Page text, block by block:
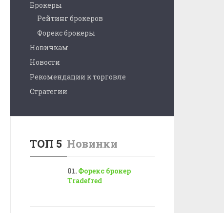
Брокеры
Рейтинг брокеров
Форекс брокеры
Новичкам
Новости
Рекомендации к торговле
Стратегии
ТОП 5 Новинки
Форекс брокер
Tradefred